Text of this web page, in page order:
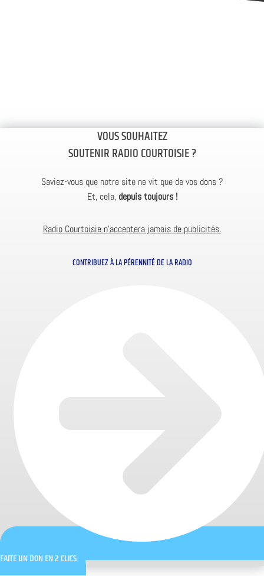
VOUS SOUHAITEZ
SOUTENIR RADIO COURTOISIE ?
Saviez-vous que notre site ne vit que de vos dons ?
Et, cela, depuis toujours !
Radio Courtoisie n’acceptera jamais de publicités.
CONTRIBUEZ À LA PÉRENNITÉ DE LA RADIO
FAITE UN DON EN 2 CLICS